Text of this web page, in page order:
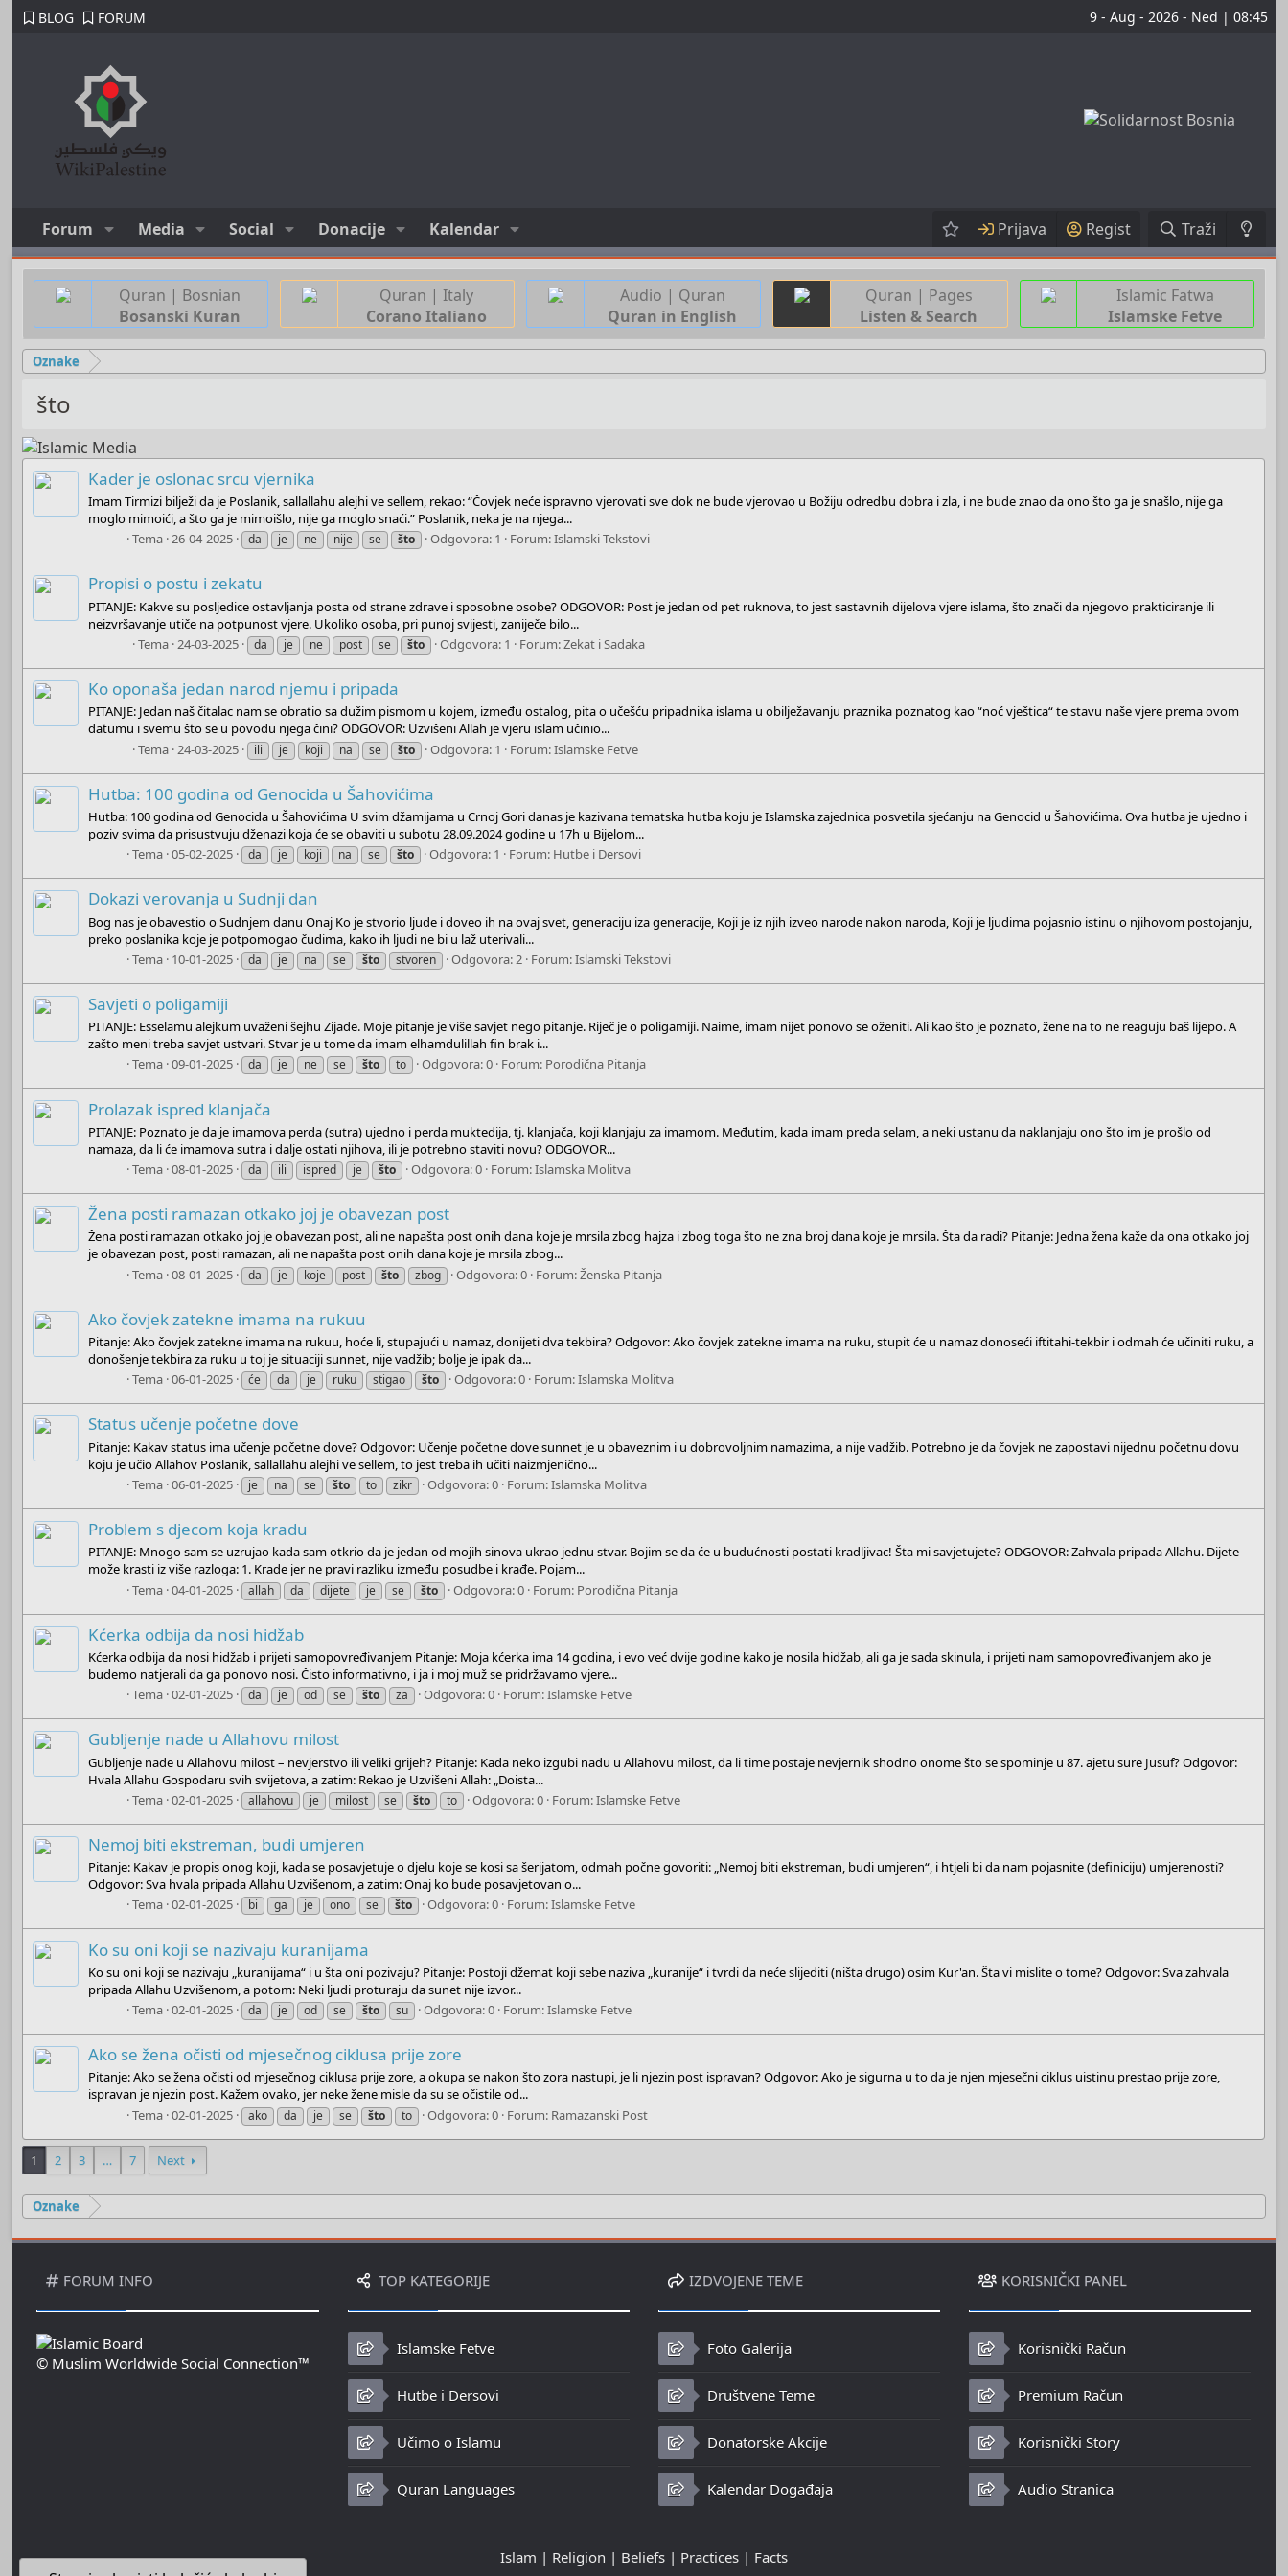
BLOG FORUM 9 - Aug - 2026 - Ned | 08:45
Forum Media Social Donacije Kalendar Prijava Regist Traži
Quran | Bosnian
Bosanski Kuran
Quran | Italy
Corano Italiano
Audio | Quran
Quran in English
Quran | Pages
Listen & Search
Islamic Fatwa
Islamske Fetve
Oznake
što
Kader je oslonac srcu vjernika
Imam Tirmizi bilježi da je Poslanik, sallallahu alejhi ve sellem, rekao: “Čovjek neće ispravno vjerovati sve dok ne bude vjerovao u Božiju odredbu dobra i zla, i ne bude znao da ono što ga je snašlo, nije ga
moglo mimoići, a što ga je mimoišlo, nije ga moglo snaći.” Poslanik, neka je na njega...
Tema 26-04-2025 da je ne nije se što Odgovora: 1 Forum:Islamski Tekstovi
Propisi o postu i zekatu
PITANJE: Kakve su posljedice ostavljanja posta od strane zdrave i sposobne osobe? ODGOVOR: Post je jedan od pet ruknova, to jest sastavnih dijelova vjere islama, što znači da njegovo prakticiranje ili
neizvršavanje utiče na potpunost vjere. Ukoliko osoba, pri punoj svijesti, zaniječe bilo...
Tema 24-03-2025 da je ne post se što Odgovora: 1 Forum:Zekat i Sadaka
Ko oponaša jedan narod njemu i pripada
PITANJE: Jedan naš čitalac nam se obratio sa dužim pismom u kojem, između ostalog, pita o učešću pripadnika islama u obilježavanju praznika poznatog kao “noć vještica“ te stavu naše vjere prema ovom
datumu i svemu što se u povodu njega čini? ODGOVOR: Uzvišeni Allah je vjeru islam učinio...
Tema 24-03-2025 ili je koji na se što Odgovora: 1 Forum:Islamske Fetve
Hutba: 100 godina od Genocida u Šahovićima
Hutba: 100 godina od Genocida u Šahovićima U svim džamijama u Crnoj Gori danas je kazivana tematska hutba koju je Islamska zajednica posvetila sjećanju na Genocid u Šahovićima. Ova hutba je ujedno i
poziv svima da prisustvuju dženazi koja će se obaviti u subotu 28.09.2024 godine u 17h u Bijelom...
Tema 05-02-2025 da je koji na se što Odgovora: 1 Forum: Hutbe i Dersovi
Dokazi verovanja u Sudnji dan
Bog nas je obavestio o Sudnjem danu Onaj Ko je stvorio ljude i doveo ih na ovaj svet, generaciju iza generacije, Koji je iz njih izveo narode nakon naroda, Koji je ljudima pojasnio istinu o njihovom postojanju,
preko poslanika koje je potpomogao čudima, kako ih ljudi ne bi u laž uterivali...
Tema 10-01-2025 da je na se što stvoren Odgovora: 2 Forum:Islamski Tekstovi
Savjeti o poligamiji
PITANJE: Esselamu alejkum uvaženi šejhu Zijade. Moje pitanje je više savjet nego pitanje. Riječ je o poligamiji. Naime, imam nijet ponovo se oženiti. Ali kao što je poznato, žene na to ne reaguju baš lijepo. A
zašto meni treba savjet ustvari. Stvar je u tome da imam elhamdulillah fin brak i...
Tema 09-01-2025 da je ne se što to Odgovora: 0 Forum: Porodična Pitanja
Prolazak ispred klanjača
PITANJE: Poznato je da je imamova perda (sutra) ujedno i perda muktedija, tj. klanjača, koji klanjaju za imamom. Međutim, kada imam preda selam, a neki ustanu da naklanjaju ono što im je prošlo od
namaza, da li će imamova sutra i dalje ostati njihova, ili je potrebno staviti novu? ODGOVOR...
Tema 08-01-2025 da ili ispred je što Odgovora: 0 Forum:Islamska Molitva
Žena posti ramazan otkako joj je obavezan post
Žena posti ramazan otkako joj je obavezan post, ali ne napašta post onih dana koje je mrsila zbog hajza i zbog toga što ne zna broj dana koje je mrsila. Šta da radi? Pitanje: Jedna žena kaže da ona otkako joj
je obavezan post, posti ramazan, ali ne napašta post onih dana koje je mrsila zbog...
Tema 08-01-2025 da je koje post što zbog Odgovora: 0 Forum:Ženska Pitanja
Ako čovjek zatekne imama na rukuu
Pitanje: Ako čovjek zatekne imama na rukuu, hoće li, stupajući u namaz, donijeti dva tekbira? Odgovor: Ako čovjek zatekne imama na ruku, stupit će u namaz donoseći iftitahi-tekbir i odmah će učiniti ruku, a
donošenje tekbira za ruku u toj je situaciji sunnet, nije vadžib; bolje je ipak da...
Tema 06-01-2025 će da je ruku stigao što Odgovora: 0 Forum:Islamska Molitva
Status učenje početne dove
Pitanje: Kakav status ima učenje početne dove? Odgovor: Učenje početne dove sunnet je u obaveznim i u dobrovoljnim namazima, a nije vadžib. Potrebno je da čovjek ne zapostavi nijednu početnu dovu
koju je učio Allahov Poslanik, sallallahu alejhi ve sellem, to jest treba ih učiti naizmjenično...
Tema 06-01-2025 je na se što to zikr Odgovora: 0 Forum:Islamska Molitva
Problem s djecom koja kradu
PITANJE: Mnogo sam se uzrujao kada sam otkrio da je jedan od mojih sinova ukrao jednu stvar. Bojim se da će u budućnosti postati kradljivac! Šta mi savjetujete? ODGOVOR: Zahvala pripada Allahu. Dijete
može krasti iz više razloga: 1. Krade jer ne pravi razliku između posudbe i krađe. Pojam...
Tema 04-01-2025 allah da dijete je se što Odgovora: 0 Forum: Porodična Pitanja
Kćerka odbija da nosi hidžab
Kćerka odbija da nosi hidžab i prijeti samopovređivanjem Pitanje: Moja kćerka ima 14 godina, i evo već dvije godine kako je nosila hidžab, ali ga je sada skinula, i prijeti nam samopovređivanjem ako je
budemo natjerali da ga ponovo nosi. Čisto informativno, i ja i moj muž se pridržavamo vjere...
Tema 02-01-2025 da je od se što za Odgovora: 0 Forum:Islamske Fetve
Gubljenje nade u Allahovu milost
Gubljenje nade u Allahovu milost – nevjerstvo ili veliki grijeh? Pitanje: Kada neko izgubi nadu u Allahovu milost, da li time postaje nevjernik shodno onome što se spominje u 87. ajetu sure Jusuf? Odgovor:
Hvala Allahu Gospodaru svih svijetova, a zatim: Rekao je Uzvišeni Allah: „Doista...
Tema 02-01-2025 allahovu je milost se što to Odgovora: 0 Forum:Islamske Fetve
Nemoj biti ekstreman, budi umjeren
Pitanje: Kakav je propis onog koji, kada se posavjetuje o djelu koje se kosi sa šerijatom, odmah počne govoriti: „Nemoj biti ekstreman, budi umjeren“, i htjeli bi da nam pojasnite (definiciju) umjerenosti?
Odgovor: Sva hvala pripada Allahu Uzvišenom, a zatim: Onaj ko bude posavjetovan o...
Tema 02-01-2025 bi ga je ono se što Odgovora: 0 Forum:Islamske Fetve
Ko su oni koji se nazivaju kuranijama
Ko su oni koji se nazivaju „kuranijama“ i u šta oni pozivaju? Pitanje: Postoji džemat koji sebe naziva „kuranije“ i tvrdi da neće slijediti (ništa drugo) osim Kur'an. Šta vi mislite o tome? Odgovor: Sva zahvala
pripada Allahu Uzvišenom, a potom: Neki ljudi proturaju da sunet nije izvor...
Tema 02-01-2025 da je od se što su Odgovora: 0 Forum:Islamske Fetve
Ako se žena očisti od mjesečnog ciklusa prije zore
Pitanje: Ako se žena očisti od mjesečnog ciklusa prije zore, a okupa se nakon što zora nastupi, je li njezin post ispravan? Odgovor: Ako je sigurna u to da je njen mjesečni ciklus uistinu prestao prije zore,
ispravan je njezin post. Kažem ovako, jer neke žene misle da su se očistile od...
Tema 02-01-2025 ako da je se što to Odgovora: 0 Forum: Ramazanski Post
1 2 3 … 7 Next
Oznake
FORUM INFO
© Muslim Worldwide Social Connection™
TOP KATEGORIJE
Islamske Fetve
Hutbe i Dersovi
Učimo o Islamu
Quran Languages
IZDVOJENE TEME
Foto Galerija
Društvene Teme
Donatorske Akcije
Kalendar Događaja
KORISNIČKI PANEL
Korisnički Račun
Premium Račun
Korisnički Story
Audio Stranica
Islam | Religion | Beliefs | Practices | Facts